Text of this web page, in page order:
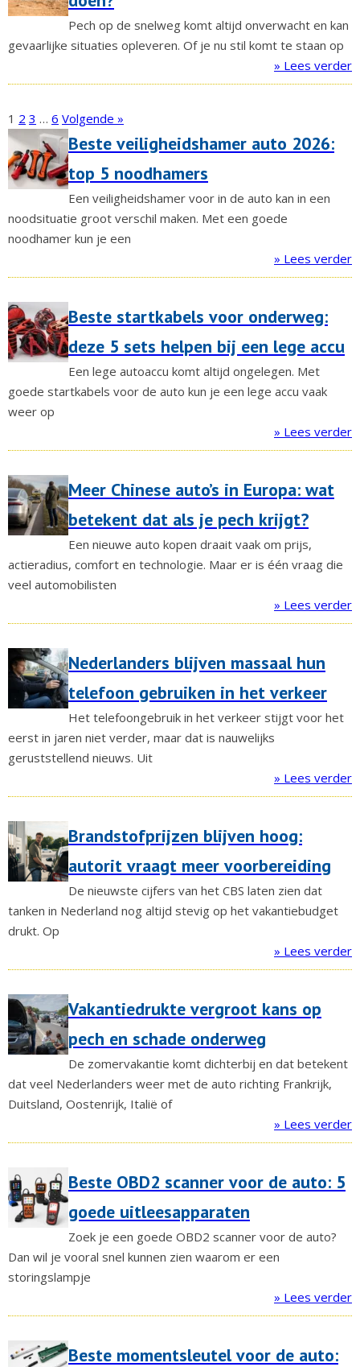
Pech op de snelweg komt altijd onverwacht en kan
gevaarlijke situaties opleveren. Of je nu stil komt te staan op
» Lees verder
1 2 3 … 6 Volgende »
Beste veiligheidshamer auto 2026:
top 5 noodhamers
Een veiligheidshamer voor in de auto kan in een
noodsituatie groot verschil maken. Met een goede
noodhamer kun je een
» Lees verder
Beste startkabels voor onderweg:
deze 5 sets helpen bij een lege accu
Een lege autoaccu komt altijd ongelegen. Met
goede startkabels voor de auto kun je een lege accu vaak
weer op
» Lees verder
Meer Chinese auto’s in Europa: wat
betekent dat als je pech krijgt?
Een nieuwe auto kopen draait vaak om prijs,
actieradius, comfort en technologie. Maar er is één vraag die
veel automobilisten
» Lees verder
Nederlanders blijven massaal hun
telefoon gebruiken in het verkeer
Het telefoongebruik in het verkeer stijgt voor het
eerst in jaren niet verder, maar dat is nauwelijks
geruststellend nieuws. Uit
» Lees verder
Brandstofprijzen blijven hoog:
autorit vraagt meer voorbereiding
De nieuwste cijfers van het CBS laten zien dat
tanken in Nederland nog altijd stevig op het vakantiebudget
drukt. Op
» Lees verder
Vakantiedrukte vergroot kans op
pech en schade onderweg
De zomervakantie komt dichterbij en dat betekent
dat veel Nederlanders weer met de auto richting Frankrijk,
Duitsland, Oostenrijk, Italië of
» Lees verder
Beste OBD2 scanner voor de auto: 5
goede uitleesapparaten
Zoek je een goede OBD2 scanner voor de auto?
Dan wil je vooral snel kunnen zien waarom er een
storingslampje
» Lees verder
Beste momentsleutel voor de auto: